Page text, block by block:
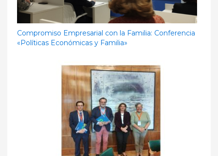
Compromiso Empresarial con la Familia: Conferencia
«Políticas Económicas y Familia»